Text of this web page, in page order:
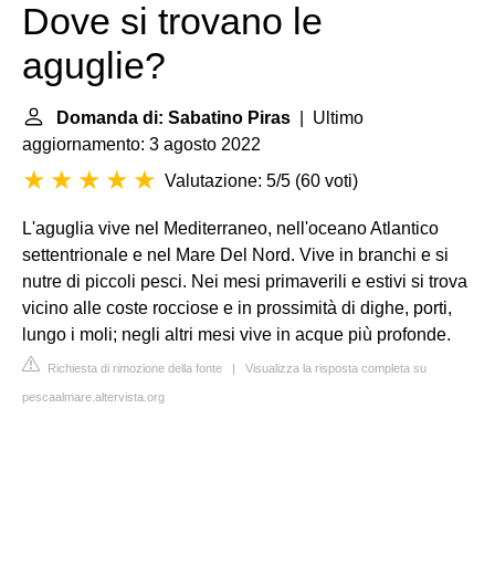
Dove si trovano le
aguglie?
Domanda di: Sabatino Piras | Ultimo
aggiornamento: 3 agosto 2022
Valutazione: 5/5 (60 voti)
L'aguglia vive nel Mediterraneo, nell'oceano Atlantico
settentrionale e nel Mare Del Nord. Vive in branchi e si
nutre di piccoli pesci. Nei mesi primaverili e estivi si trova
vicino alle coste rocciose e in prossimità di dighe, porti,
lungo i moli; negli altri mesi vive in acque più profonde.
Richiesta di rimozione della fonte | Visualizza la risposta completa su
pescaalmare.altervista.org